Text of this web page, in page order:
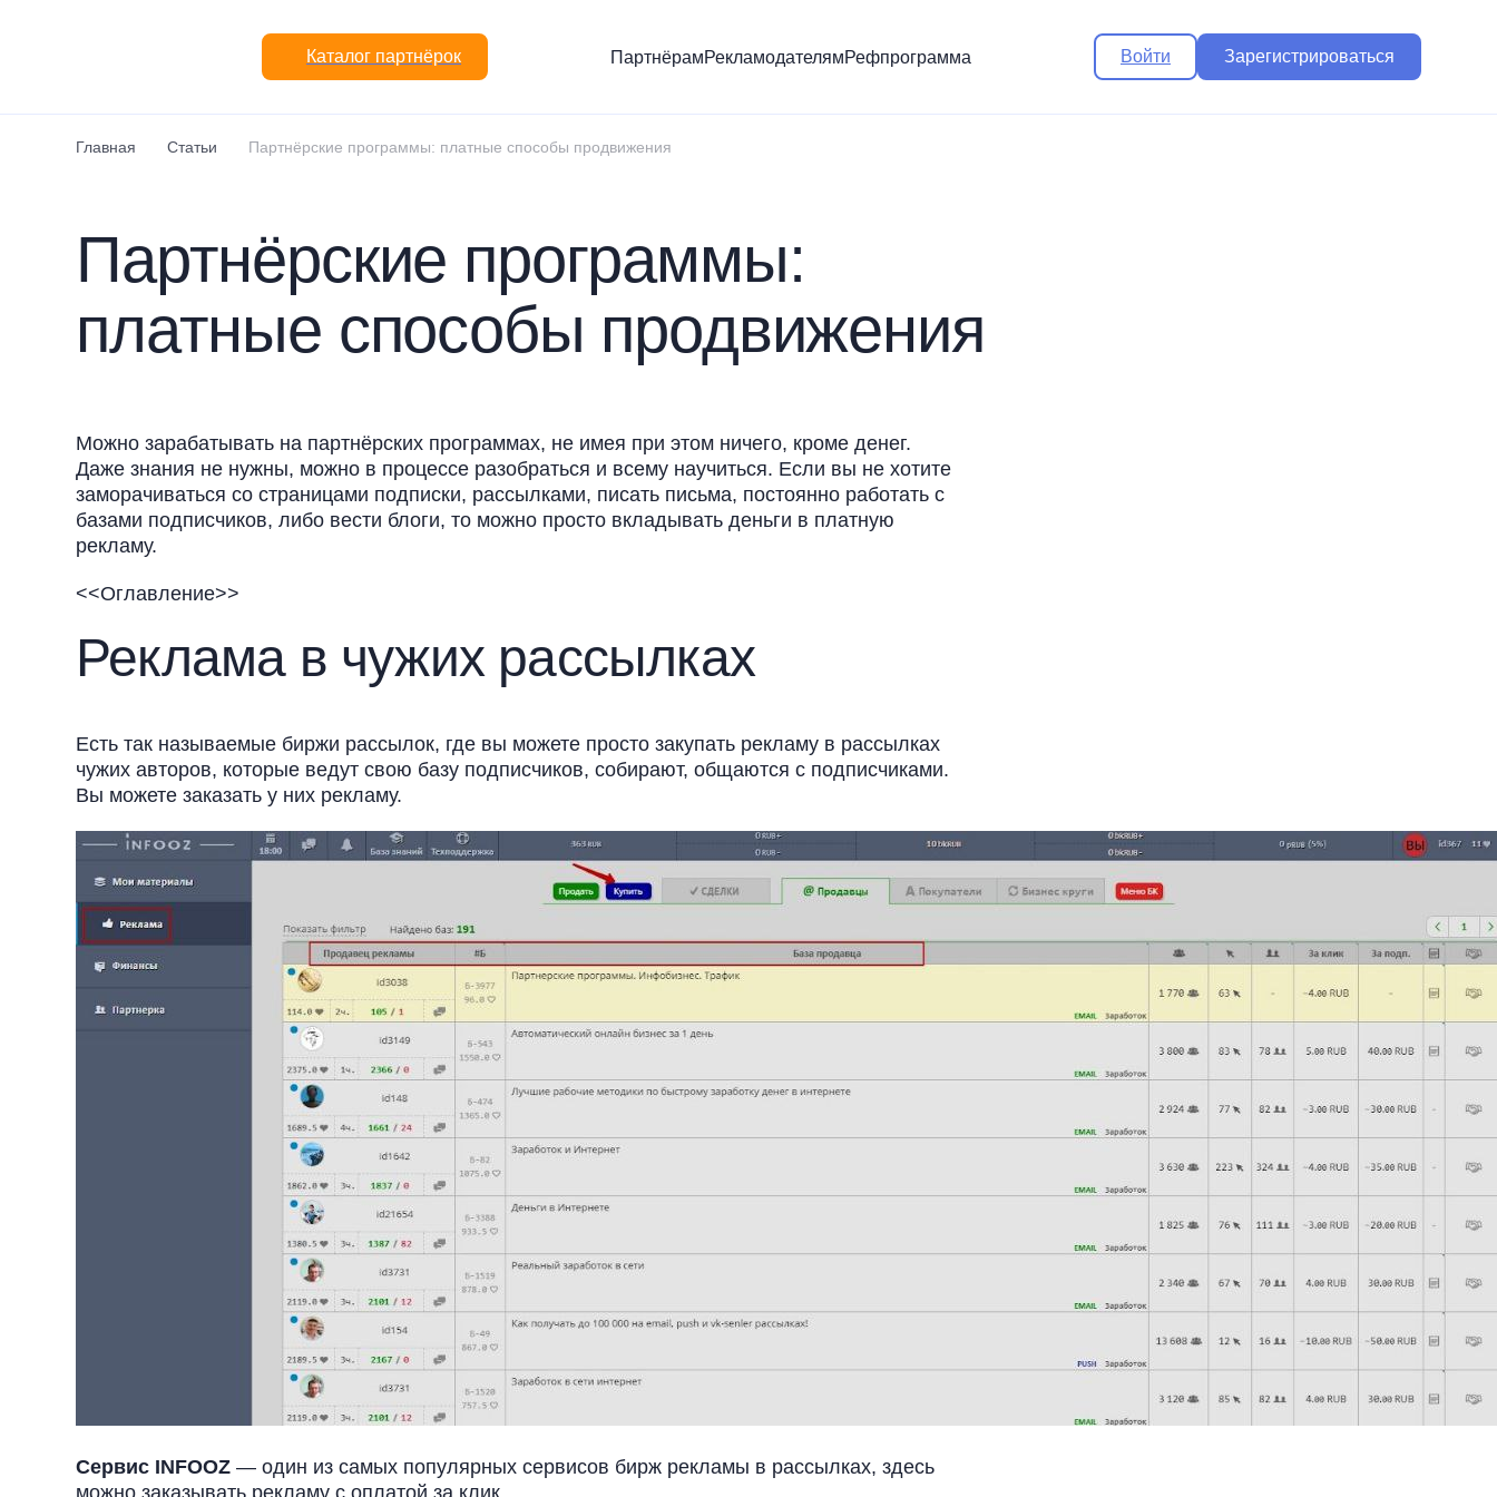
Каталог партнёрок ПартнёрамРекламодателямРефпрограмма Войти Зарегистрироваться
Главная Статьи Партнёрские программы: платные способы продвижения
Партнёрские программы:
платные способы продвижения
Можно зарабатывать на партнёрских программах, не имея при этом ничего, кроме денег.
Даже знания не нужны, можно в процессе разобраться и всему научиться. Если вы не хотите
заморачиваться со страницами подписки, рассылками, писать письма, постоянно работать с
базами подписчиков, либо вести блоги, то можно просто вкладывать деньги в платную
рекламу.
<<Оглавление>>
Реклама в чужих рассылках
Есть так называемые биржи рассылок, где вы можете просто закупать рекламу в рассылках
чужих авторов, которые ведут свою базу подписчиков, собирают, общаются с подписчиками.
Вы можете заказать у них рекламу.
Сервис INFOOZ — один из самых популярных сервисов бирж рекламы в рассылках, здесь
можно заказывать рекламу с оплатой за клик.